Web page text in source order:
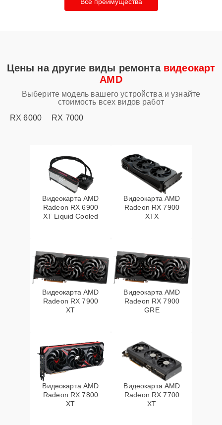
Цены на другие виды ремонта видеокарт
AMD
Выберите модель вашего устройства и узнайте
стоимость всех видов работ
RX 6000
RX 7000
Видеокарта AMD
Radeon RX 6900
XT Liquid Cooled
Видеокарта AMD
Radeon RX 7900
XTX
Видеокарта AMD
Radeon RX 7900
XT
Видеокарта AMD
Radeon RX 7900
GRE
Видеокарта AMD
Radeon RX 7800
XT
Видеокарта AMD
Radeon RX 7700
XT